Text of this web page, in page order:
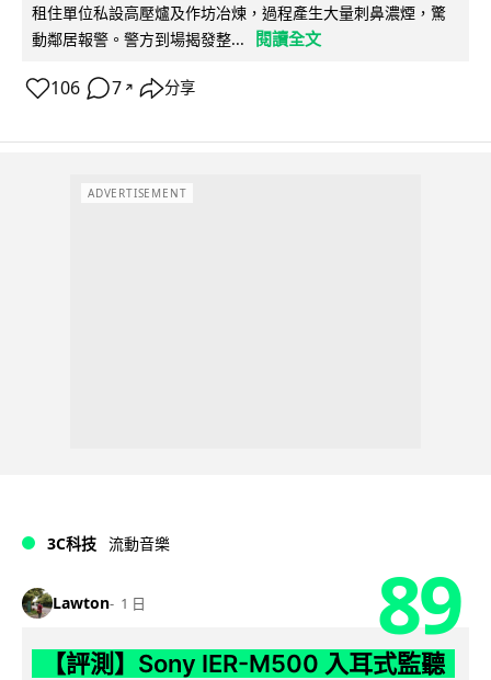
租住單位私設高壓爐及作坊冶煉，過程產生大量刺鼻濃煙，驚
動鄰居報警。警方到場揭發整...
閱讀全文
106 7 ↗ 分享
ADVERTISEMENT
3C科技 流動音樂
Lawton 1 日 89
【評測】Sony IER-M500 入耳式監聽